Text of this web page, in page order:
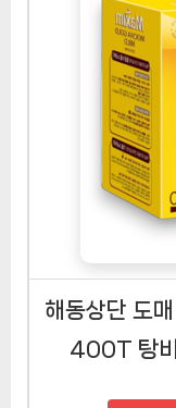
해동상단 도
400T 탕비